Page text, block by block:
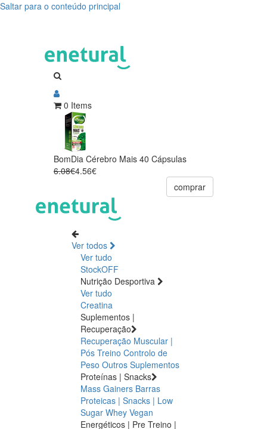
Saltar para o conteúdo principal
0 Items
BomDia Cérebro Mais 40 Cápsulas
6.08€4.56€
comprar
Ver todos
Ver tudo
StockOFF
Nutrição Desportiva
Ver tudo
Creatina
Suplementos |
Recuperação
Recuperação Muscular |
Pós Treino Controlo de
Peso Outros Suplementos
Proteínas | Snacks
Mass Gainers Barras
Proteicas | Snacks | Low
Sugar Whey Vegan
Energéticos | Pre Treino |